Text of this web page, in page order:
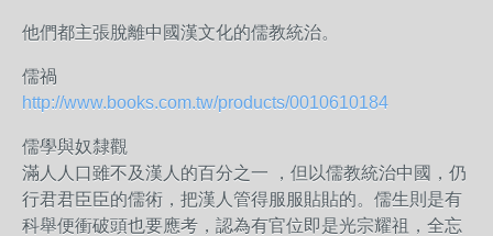
他們都主張脫離中國漢文化的儒教統治。
儒禍
http://www.books.com.tw/products/0010610184
儒學與奴隸觀
滿人人口雖不及漢人的百分之一 ，但以儒教統治中國，仍
行君君臣臣的儒術，把漢人管得服服貼貼的。儒生則是有
科舉便衝破頭也要應考，認為有官位即是光宗耀祖，全忘